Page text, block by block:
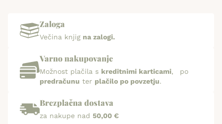
Zaloga
Večina knjig na zalogi.
Varno nakupovanje
Možnost plačila s kreditnimi karticami, po
predračunu ter plačilo po povzetju.
Brezplačna dostava
za nakupe nad 50,00 €